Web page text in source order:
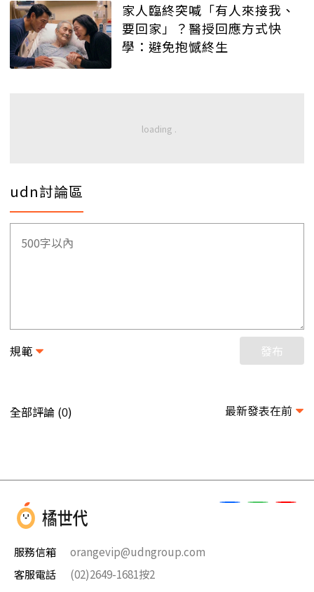
家人臨終突喊「有人來接我、
要回家」？醫授回應方式快
學：避免抱憾終生
udn討論區
規範 發布
全部評論 (0) 最新發表在前
服務信箱
orangevip@udngroup.com
客服電話
(02)2649-1681按2